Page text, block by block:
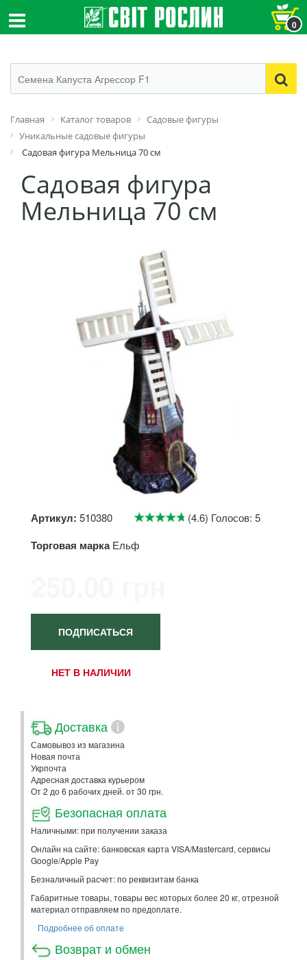
0
Главная Каталог товаров
Садовые фигуры
Уникальные садовые фигуры
Садовая фигура Мельница 70 см
Садовая фигура
Мельница 70 см
Артикул: 510380 (4.6) Голосов: 5
Торговая марка Ельф
ПОДПИСАТЬСЯ
НЕТ В НАЛИЧИИ
Доставка i
Самовывоз из магазина
Новая почта
Укрпочта
Адресная доставка курьером
От 2 до 6 рабочих дней. от 30 грн.
Безопасная оплата
Наличными: при получении заказа
Онлайн на сайте: банковская карта VISA/Mastercard, сервисы
Google/Apple Pay
Безналичный расчет: по реквизитам банка
Габаритные товары, товары вес которых более 20 кг, отрезной
материал отправляем по предоплате.
Подробнее об оплате
Возврат и обмен